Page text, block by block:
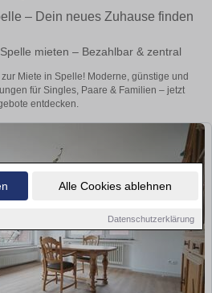
Alle Cookies ablehnen
Datenschutzerklärung
– Dein neues Zuhause finden
mieten – Bezahlbar & zentral
Miete in Spelle! Moderne, günstige und
für Singles, Paare & Familien – jetzt
entdecken.